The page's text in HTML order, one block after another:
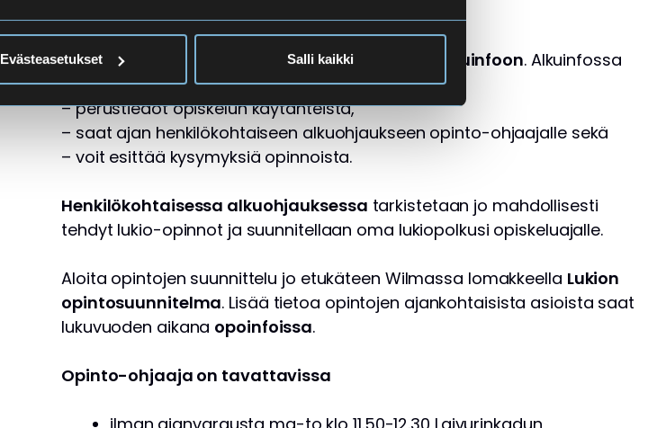
Evästeasetukset Salli kaikki
Osallistu alkuinfoon
Osallistu heti opiskelijaksi kirjautumisen jälkeen alkuinfoon. Alkuinfossa
saat
– perustiedot opiskelun käytänteistä,
– saat ajan henkilökohtaiseen alkuohjaukseen opinto-ohjaajalle sekä
– voit esittää kysymyksiä opinnoista.
Henkilökohtaisessa alkuohjauksessa tarkistetaan jo mahdollisesti
tehdyt lukio-opinnot ja suunnitellaan oma lukiopolkusi opiskeluajalle.
Aloita opintojen suunnittelu jo etukäteen Wilmassa lomakkeella Lukion
opintosuunnitelma. Lisää tietoa opintojen ajankohtaisista asioista saat
lukuvuoden aikana opoinfoissa.
Opinto-ohjaaja on tavattavissa